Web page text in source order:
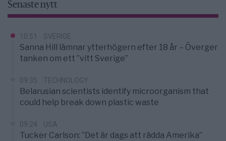
Senaste nytt
10:51 SVERIGE
Sanna Hill lämnar ytterhögern efter 18 år – Överger
tanken om ett ”vitt Sverige”
09:35 TECHNOLOGY
Belarusian scientists identify microorganism that
could help break down plastic waste
09:24 USA
Tucker Carlson: ”Det är dags att rädda Amerika”